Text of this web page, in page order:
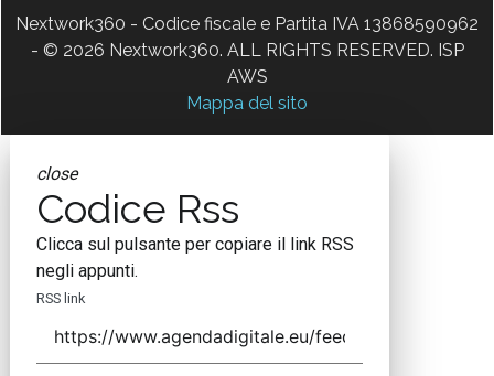
Nextwork360 - Codice fiscale e Partita IVA 13868590962
- © 2026 Nextwork360. ALL RIGHTS RESERVED. ISP
AWS
Mappa del sito
close
Codice Rss
Clicca sul pulsante per copiare il link RSS
negli appunti.
RSS link